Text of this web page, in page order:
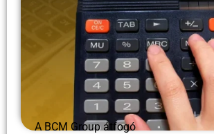
A BCM Group átfogó